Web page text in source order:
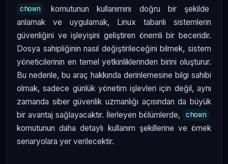
chown
komutunun kullanımını doğru bir şekilde
anlamak ve uygulamak, Linux tabanlı sistemlerin
güvenliğini ve işleyişini geliştiren önemli bir beceridir.
Dosya sahipliğinin nasıl değiştirileceğini bilmek, sistem
yöneticilerinin en temel yetkinliklerinden birini oluşturur.
Bu nedenle, bu araç hakkında derinlemesine bilgi sahibi
olmak, sadece günlük yönetim işlevleri için değil, aynı
zamanda siber güvenlik uzmanlığı açısından da büyük
bir avantaj sağlayacaktır. İlerleyen bölümlerde,
chown
komutunun daha detaylı kullanım şekillerine ve örnek
senaryolara yer verilecektir.